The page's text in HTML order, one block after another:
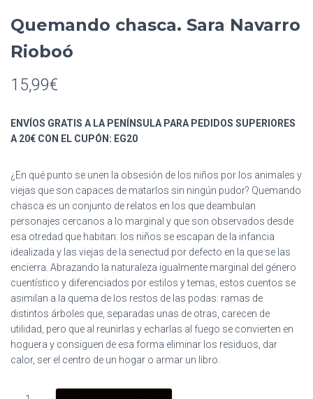
Quemando chasca. Sara Navarro
Rioboó
15,99€
ENVÍOS GRATIS A LA PENÍNSULA PARA PEDIDOS SUPERIORES
A 20€ CON EL CUPÓN: EG20
¿En qué punto se unen la obsesión de los niños por los animales y
viejas que son capaces de matarlos sin ningún pudor? Quemando
chasca es un conjunto de relatos en los que deambulan
personajes cercanos a lo marginal y que son observados desde
esa otredad que habitan: los niños se escapan de la infancia
idealizada y las viejas de la senectud por defecto en la que se las
encierra. Abrazando la naturaleza igualmente marginal del género
cuentístico y diferenciados por estilos y temas, estos cuentos se
asimilan a la quema de los restos de las podas: ramas de
distintos árboles que, separadas unas de otras, carecen de
utilidad, pero que al reunirlas y echarlas al fuego se convierten en
hoguera y consiguen de esa forma eliminar los residuos, dar
calor, ser el centro de un hogar o armar un libro.
Quemando